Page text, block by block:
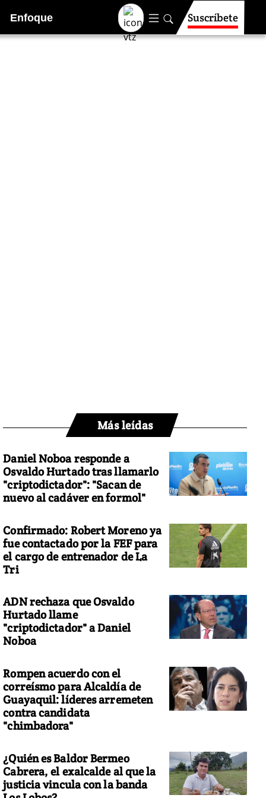
Enfoque Suscríbete
Más leídas
Daniel Noboa responde a
Osvaldo Hurtado tras llamarlo
"criptodictador": "Sacan de
nuevo al cadáver en formol"
Confirmado: Robert Moreno ya
fue contactado por la FEF para
el cargo de entrenador de La
Tri
ADN rechaza que Osvaldo
Hurtado llame
"criptodictador" a Daniel
Noboa
Rompen acuerdo con el
correísmo para Alcaldía de
Guayaquil: líderes arremeten
contra candidata
"chimbadora"
¿Quién es Baldor Bermeo
Cabrera, el exalcalde al que la
justicia vincula con la banda